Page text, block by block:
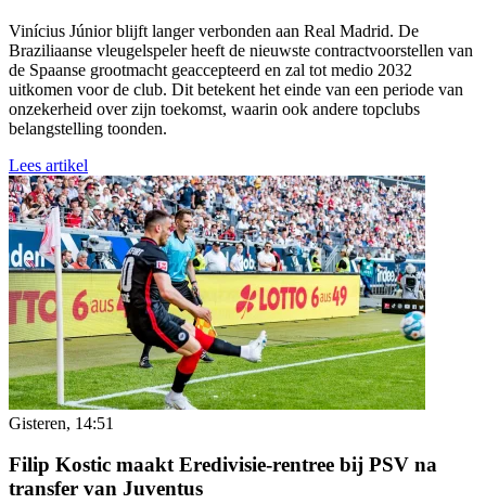
Vinícius Júnior blijft langer verbonden aan Real Madrid. De
Braziliaanse vleugelspeler heeft de nieuwste contractvoorstellen van
de Spaanse grootmacht geaccepteerd en zal tot medio 2032
uitkomen voor de club. Dit betekent het einde van een periode van
onzekerheid over zijn toekomst, waarin ook andere topclubs
belangstelling toonden.
Lees artikel
Gisteren, 14:51
Filip Kostic maakt Eredivisie-rentree bij PSV na
transfer van Juventus